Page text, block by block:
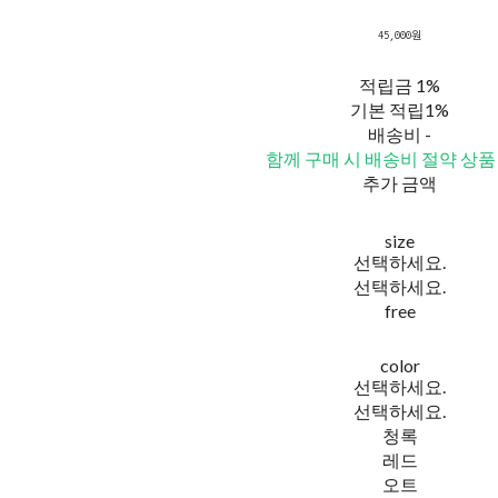
45,000원
적립금 1%
기본 적립1%
배송비 -
함께 구매 시 배송비 절약 상
추가 금액
size
선택하세요.
선택하세요.
free
color
선택하세요.
선택하세요.
청록
레드
오트